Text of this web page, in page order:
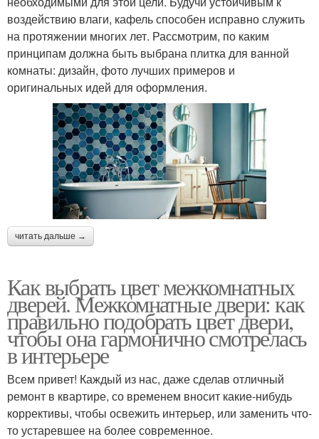
воздействию влаги, кафель способен исправно служить
на протяжении многих лет. Рассмотрим, по каким
принципам должна быть выбрана плитка для ванной
комнаты: дизайн, фото лучших примеров и
оригинальных идей для оформления.
читать дальше →
Как выбрать цвет межкомнатных
дверей. Межкомнатные двери: как
правильно подобрать цвет двери,
чтобы она гармонично смотрелась
в интерьере
Всем привет! Каждый из нас, даже сделав отличный
ремонт в квартире, со временем вносит какие-нибудь
коррективы, чтобы освежить интерьер, или заменить что-
то устаревшее на более современное.